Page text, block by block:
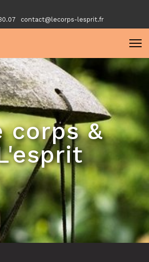
contact@lecorps-lesprit.fr
corps &